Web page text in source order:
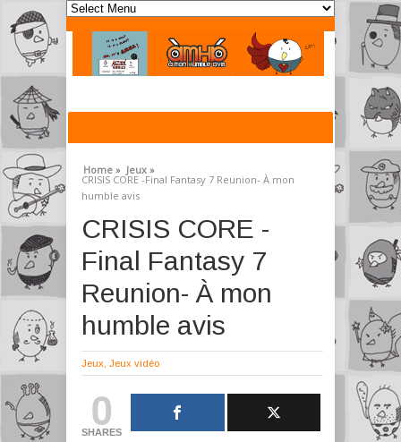
Home » Jeux »
CRISIS CORE -Final Fantasy 7 Reunion- À mon
humble avis
CRISIS CORE -
Final Fantasy 7
Reunion- À mon
humble avis
Jeux Jeux vidéo
0
SHARES